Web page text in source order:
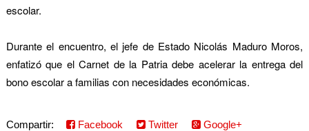
escolar.
Durante el encuentro, el jefe de Estado Nicolás Maduro Moros,
enfatizó que el Carnet de la Patria debe acelerar la entrega del
bono escolar a familias con necesidades económicas.
Compartir: Facebook Twitter
Google+